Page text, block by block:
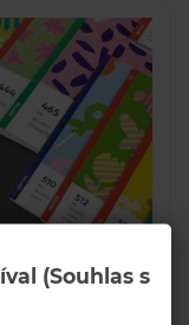
(Souhlas s